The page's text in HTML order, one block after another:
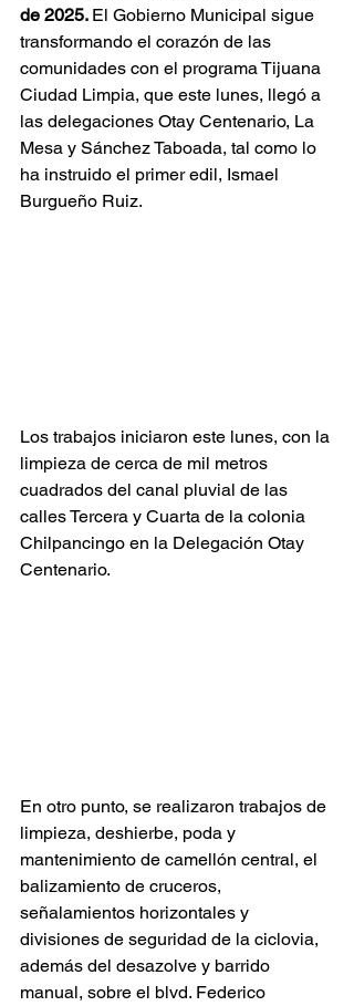
de 2025. El Gobierno Municipal sigue
transformando el corazón de las
comunidades con el programa Tijuana
Ciudad Limpia, que este lunes, llegó a
las delegaciones Otay Centenario, La
Mesa y Sánchez Taboada, tal como lo
ha instruido el primer edil, Ismael
Burgueño Ruiz.
Los trabajos iniciaron este lunes, con la
limpieza de cerca de mil metros
cuadrados del canal pluvial de las
calles Tercera y Cuarta de la colonia
Chilpancingo en la Delegación Otay
Centenario.
En otro punto, se realizaron trabajos de
limpieza, deshierbe, poda y
mantenimiento de camellón central, el
balizamiento de cruceros,
señalamientos horizontales y
divisiones de seguridad de la ciclovia,
además del desazolve y barrido
manual, sobre el blvd. Federico